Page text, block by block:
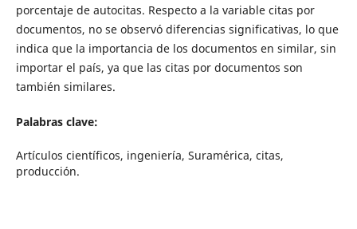
porcentaje de autocitas. Respecto a la variable citas por
documentos, no se observó diferencias significativas, lo que
indica que la importancia de los documentos en similar, sin
importar el país, ya que las citas por documentos son
también similares.
Palabras clave:
Artículos científicos, ingeniería, Suramérica, citas,
producción.